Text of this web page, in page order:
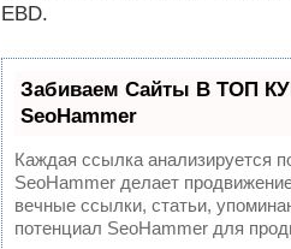
EBD.
Забиваем Сайты В ТОП
SeoHammer
Каждая ссылка анализируется
SeoHammer делает
вечные ссылки, статьи,
потенциал SeoHammer для